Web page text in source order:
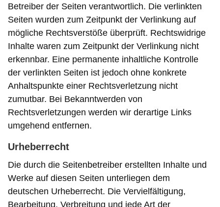
Betreiber der Seiten verantwortlich. Die verlinkten
Seiten wurden zum Zeitpunkt der Verlinkung auf
mögliche Rechtsverstöße überprüft. Rechtswidrige
Inhalte waren zum Zeitpunkt der Verlinkung nicht
erkennbar. Eine permanente inhaltliche Kontrolle
der verlinkten Seiten ist jedoch ohne konkrete
Anhaltspunkte einer Rechtsverletzung nicht
zumutbar. Bei Bekanntwerden von
Rechtsverletzungen werden wir derartige Links
umgehend entfernen.
Urheberrecht
Die durch die Seitenbetreiber erstellten Inhalte und
Werke auf diesen Seiten unterliegen dem
deutschen Urheberrecht. Die Vervielfältigung,
Bearbeitung, Verbreitung und jede Art der